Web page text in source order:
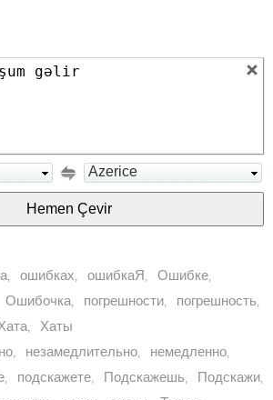
Azerice
, ошибках, ошибкаЯ, Ошибке,
Ошибочка, погрешности, погрешность,
, Хаты
, незамедлительно, немедленно,
, подскажете, Подскажешь, Подскажи,